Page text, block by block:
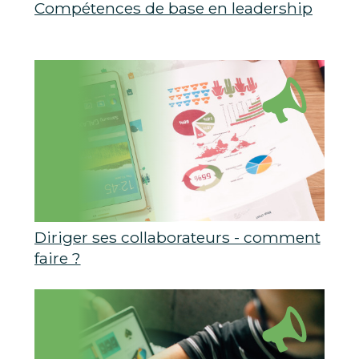
Compétences de base en leadership
Diriger ses collaborateurs - comment
faire ?